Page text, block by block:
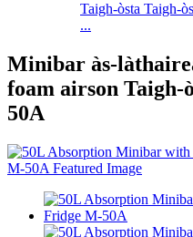
Taigh-òsta Taigh-
...
Minibar às-
foam airson
50A